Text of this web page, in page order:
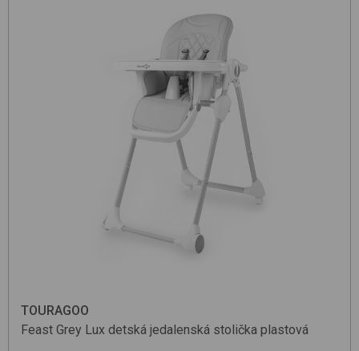
TOURAGOO
Feast Grey Lux detská jedalenská stolička plastová